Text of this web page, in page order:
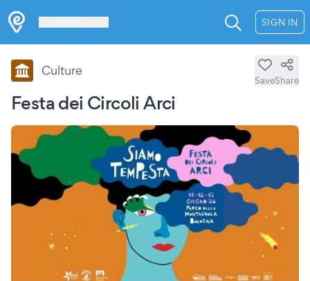
SIGN IN
Festa dei Circoli Arci
Culture
SaveShare